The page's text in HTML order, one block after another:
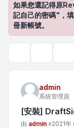
如果您還記得原
記自己的密碼"，
冊新帳號。
admin
系統管理員
[安裝]
文章
由 admin »2021年